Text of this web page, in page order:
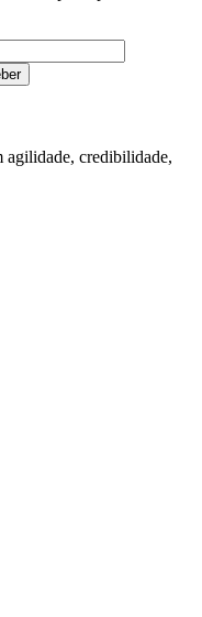
agilidade, credibilidade,